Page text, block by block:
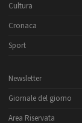
Cultura
Cronaca
Sport
Newsletter
Giornale del giorno
Area Riservata